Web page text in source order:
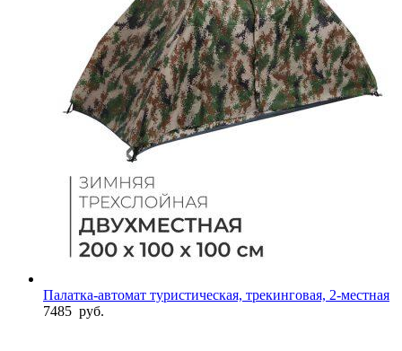
Палатка-автомат туристическая, трекинговая, 2-местная
7485 руб.